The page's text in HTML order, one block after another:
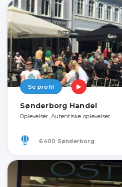
Se profil
Sønderborg Handel
Oplevelser, Autentiske oplevelser
6400 Sønderborg